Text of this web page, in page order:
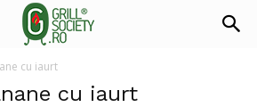
cu iaurt
cu iaurt